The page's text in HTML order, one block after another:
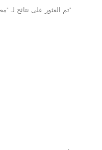
1 تم العثور على نتائج لـ "مصنعي محطات الطاقة المحمولة في الصين"